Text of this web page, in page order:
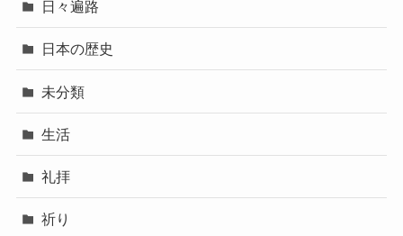
日々遍路
日本の歴史
未分類
生活
礼拝
祈り